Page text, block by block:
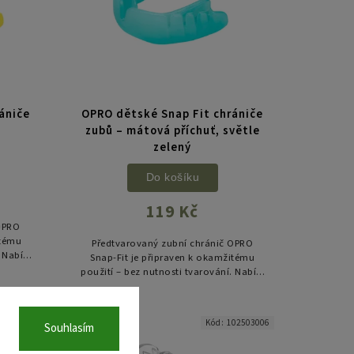
Souhlasím
OPRO dětské Snap Fit chrániče
zubů – mátová příchuť, světle
zelený
119 Kč
Do košíku
Předtvarovaný zubní chránič OPRO
Snap-Fit je připraven k okamžitému
použití – bez nutnosti tvarování. Nabízí
spolehlivou ochranu pro všechny
Kód:102503006